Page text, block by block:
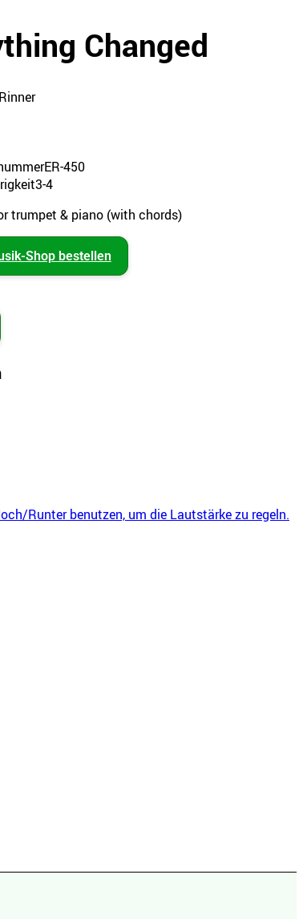
Changed
ER-450
3-4
trumpet & piano (with chords)
Shop bestellen
Runter benutzen, um die Lautstärke zu regeln.